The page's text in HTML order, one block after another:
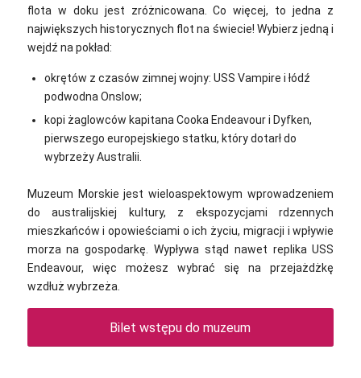
flota w doku jest zróżnicowana. Co więcej, to jedna z
największych historycznych flot na świecie! Wybierz jedną i
wejdź na pokład:
okrętów z czasów zimnej wojny: USS Vampire i łódź
podwodna Onslow;
kopi żaglowców kapitana Cooka Endeavour i Dyfken,
pierwszego europejskiego statku, który dotarł do
wybrzeży Australii.
Muzeum Morskie jest wieloaspektowym wprowadzeniem
do australijskiej kultury, z ekspozycjami rdzennych
mieszkańców i opowieściami o ich życiu, migracji i wpływie
morza na gospodarkę. Wypływa stąd nawet replika USS
Endeavour, więc możesz wybrać się na przejażdżkę
wzdłuż wybrzeża.
Bilet wstępu do muzeum